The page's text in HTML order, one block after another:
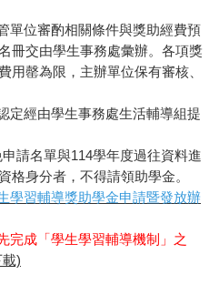
單位審酌相關條件與獎助經費預
冊交由學生事務處彙辦。各項獎
用罄為限，主辦單位保有審核、
定經由學生事務處生活輔導組提
請名單與114學年度過往資料進
格身分者，不得請領助學金。
學習輔導獎助學金申請暨發放辦
完成「學生學習輔導機制」之
)